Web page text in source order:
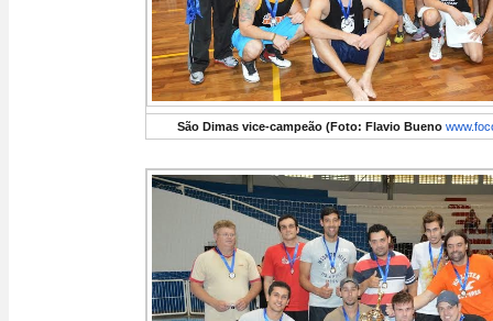
São Dimas vice-campeão (Foto: Flavio Bueno